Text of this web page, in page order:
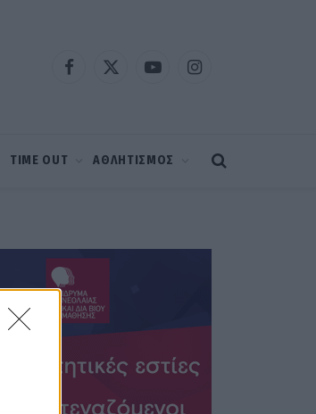
Facebook
X
YouTubeInstagram
TIME OUT ΑΘΛΗΤΙΣΜΟΣ